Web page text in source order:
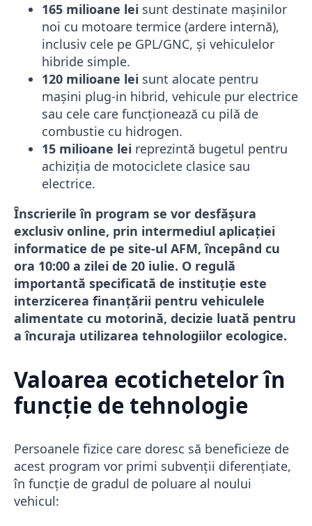
165 milioane lei sunt destinate mașinilor
noi cu motoare termice (ardere internă),
inclusiv cele pe GPL/GNC, și vehiculelor
hibride simple.
120 milioane lei sunt alocate pentru
mașini plug-in hibrid, vehicule pur electrice
sau cele care funcționează cu pilă de
combustie cu hidrogen.
15 milioane lei reprezintă bugetul pentru
achiziția de motociclete clasice sau
electrice.
Înscrierile în program se vor desfășura
exclusiv online, prin intermediul aplicației
informatice de pe site-ul AFM, începând cu
ora 10:00 a zilei de 20 iulie. O regulă
importantă specificată de instituție este
interzicerea finanțării pentru vehiculele
alimentate cu motorină, decizie luată pentru
a încuraja utilizarea tehnologiilor ecologice.
Valoarea ecotichetelor în
funcție de tehnologie
Persoanele fizice care doresc să beneficieze de
acest program vor primi subvenții diferențiate,
în funcție de gradul de poluare al noului
vehicul: